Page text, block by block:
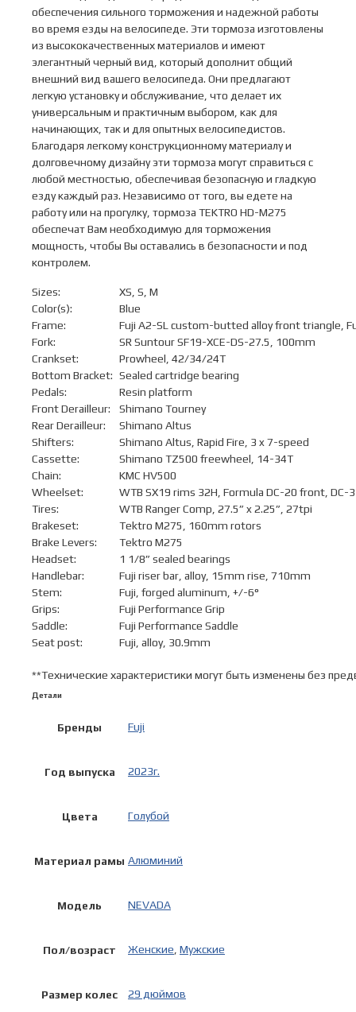
обеспечения сильного торможения и надежной работы
во время езды на велосипеде. Эти тормоза изготовлены
из высококачественных материалов и имеют
элегантный черный вид, который дополнит общий
внешний вид вашего велосипеда. Они предлагают
легкую установку и обслуживание, что делает их
универсальным и практичным выбором, как для
начинающих, так и для опытных велосипедистов.
Благодаря легкому конструкционному материалу и
долговечному дизайну эти тормоза могут справиться с
любой местностью, обеспечивая безопасную и гладкую
езду каждый раз. Независимо от того, вы едете на
работу или на прогулку, тормоза TEKTRO HD-M275
обеспечат Вам необходимую для торможения
мощность, чтобы Вы оставались в безопасности и под
контролем.
Sizes:
XS, S, M
Color(s):
Blue
Frame:
Fuji A2-SL custom-butted alloy front triangle,
Fork:
SR Suntour SF19-XCE-DS-27.5, 100mm
Crankset:
Prowheel, 42/34/24T
Bottom Bracket: Sealed cartridge bearing
Pedals:
Resin platform
Front Derailleur:
Shimano Tourney
Rear Derailleur:
Shimano Altus
Shifters:
Shimano Altus, Rapid Fire, 3 x 7-speed
Cassette:
Shimano TZ500 freewheel, 14-34T
Chain:
KMC HV500
Wheelset:
WTB SX19 rims 32H, Formula DC-20 front, DC-
Tires:
WTB Ranger Comp, 27.5” x 2.25”, 27tpi
Brakeset:
Tektro M275, 160mm rotors
Brake Levers:
Tektro M275
Headset:
1 1/8” sealed bearings
Handlebar:
Fuji riser bar, alloy, 15mm rise, 710mm
Stem:
Fuji, forged aluminum, +/-6°
Grips:
Fuji Performance Grip
Saddle:
Fuji Performance Saddle
Seat post:
Fuji, alloy, 30.9mm
**Технические характеристики могут быть изменены без
Детали
Бренды Fuji
Год выпуска 2023г.
Цвета Голубой
Материал рамы Алюминий
Модель NEVADA
Пол/возраст Женские Мужские
Размер колес 29 дюймов